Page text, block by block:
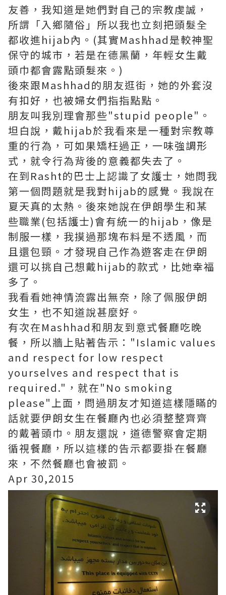
友善，我知道是她們對自己的宗教虔誠，
所謂「入鄉隨俗」所以我也立刻把頭髮全
都收進hijab內。(其實Mashhad是較神聖
保守的城市，若是在德黑蘭，年輕女生戴
頭巾都會露點頭髮來。)
後來跟Mashhad的朋友逛街，她的外套沒
有扣好，也被婦女們指指點點。
朋友叫我別理會那些"stupid people"。
坦白說，戴hijab於我看來是一種對宗教尊
重的行為，可如果矯枉過正，一味強調形
式，就令行為背後的意義都失去了。
在到Rasht的巴士上認識了女護士，她問我
第一個問題就是我對hijab的感覺。我說在
夏天真的太熱。後來她說在伊朗學生和某
些職業(包括護士)會有統一的hijab，像是
制服一樣，我摸過那塊布料是不透風，而
且還包頸。才發現自己作為遊客走在伊朗
還可以挑自己想戴hijab的款式，比她幸福
多了。
我看看她神情流露出無奈，除了佩服伊朗
女生，也不知道說甚麼好。
有次在Mashhad和朋友到意式餐廳吃晚
餐，所以牆上貼著告示："Islamic values
and respect for low respect
yourselves and respect that is
required."，就在"No smoking
please"上面，問過朋友才知道這樣隱瞞的
話就要伊朗女生在餐廳內也必須整整齊齊
的戴著頭巾。朋友還說，道德警察會定期
循視餐廳，所以這樣的告示都要掛在餐廳
來，不然餐廳也會被罰。
Apr 30,2015